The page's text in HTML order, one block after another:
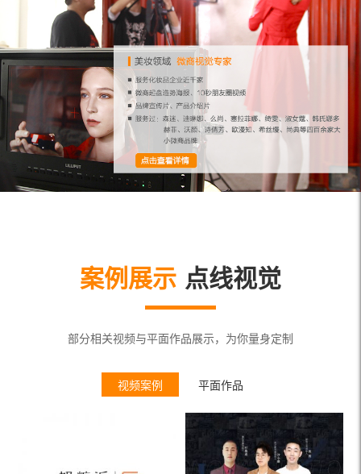
案例展示 点线视觉
部分相关视频与平面作品展示，为你量身定制
视频案例 平面作品